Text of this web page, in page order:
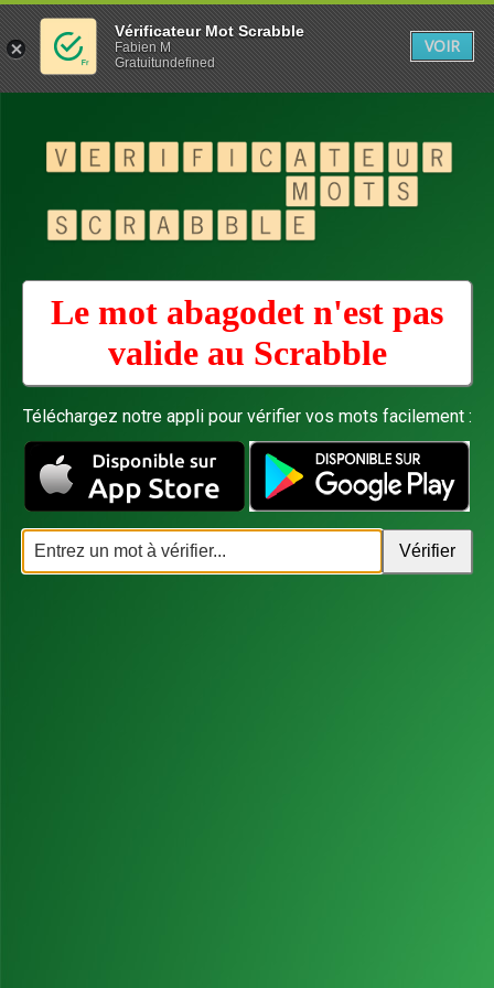
Le mot abagodet n'est pas
valide au Scrabble
Téléchargez notre appli pour vérifier vos mots facilement :
Vérificateur Mot Scrabble
Fabien M
Gratuitundefined
VOIR